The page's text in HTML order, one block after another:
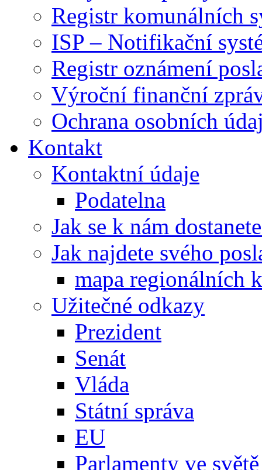
Registr komunálních
ISP – Notifikační
Registr oznámení
Výroční finanční
Ochrana osobních
Kontakt
Kontaktní údaje
Podatelna
Jak se k nám
Jak najdete svého
mapa regionálních
Užitečné odkazy
Prezident
Senát
Vláda
Státní správa
EU
Parlamenty ve světě